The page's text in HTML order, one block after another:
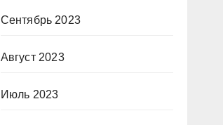
Сентябрь 2023
Август 2023
Июль 2023